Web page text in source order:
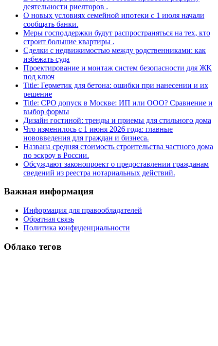
деятельности риелторов .
О новых условиях семейной ипотеки с 1 июля начали
сообщать банки.
Меры господдержки будут распространяться на тех, кто
строит большие квартиры .
Сделки с недвижимостью между родственниками: как
избежать суда
Проектирование и монтаж систем безопасности для ЖК
под ключ
Title: Герметик для бетона: ошибки при нанесении и их
решение
Title: СРО допуск в Москве: ИП или ООО? Сравнение и
выбор формы
Дизайн гостиной: тренды и приемы для стильного дома
Что изменилось с 1 июня 2026 года: главные
нововведения для граждан и бизнеса.
Названа средняя стоимость строительства частного дома
по эскроу в России.
Обсуждают законопроект о предоставлении гражданам
сведений из реестра нотариальных действий.
Важная информация
Информация для правообладателей
Обратная связь
Политика конфиденциальности
Облако тегов